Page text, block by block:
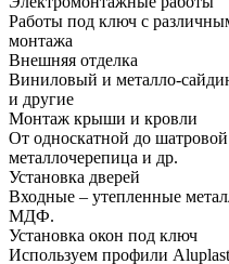
Работы под ключ с
монтажа
Внешняя отделка
Виниловый и металло-
и другие
Монтаж крыши и кровли
От односкатной до
металлочерепица и др.
Установка дверей
Входные – утепленные
МДФ.
Установка окон под ключ
Используем профили